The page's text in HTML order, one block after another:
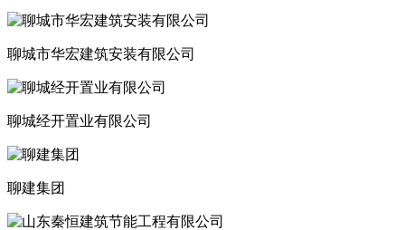
聊城市华宏建筑安装有限公司
聊城经开置业有限公司
聊建集团